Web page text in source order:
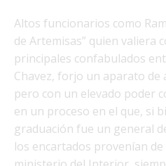
Altos funcionarios como
de Artemisas” quien valiera
principales confabulados
Chavez, forjo un aparato de
pero con un elevado poder
en un proceso en el que, si
graduación fue un general
los encartados provenían